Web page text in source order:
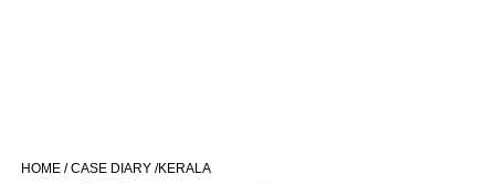
HOME /CASE DIARY /KERALA